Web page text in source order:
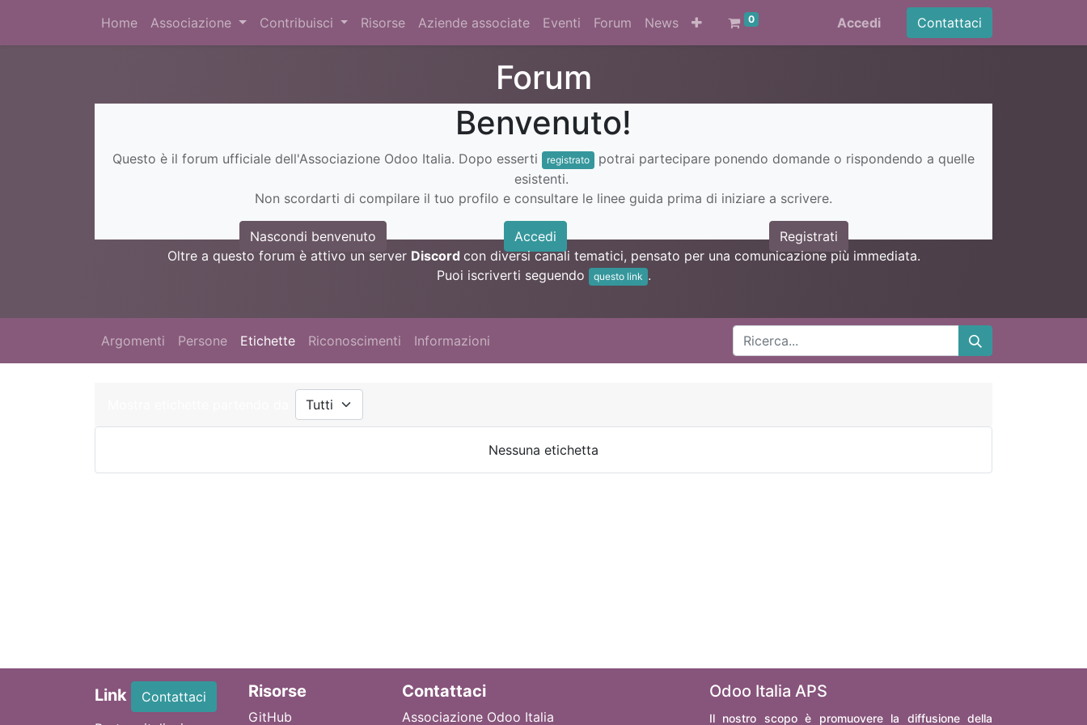
Home Associazione Contribuisci Risorse Aziende associate Eventi Forum News 0 Accedi Contattaci
Forum
Benvenuto!
Questo è il forum ufficiale dell'Associazione Odoo Italia. Dopo esserti registrato
potrai partecipare ponendo domande o rispondendo a quelle
esistenti.
Non scordarti di compilare il tuo profilo e consultare le linee guida prima di iniziare a scrivere.
Nascondi benvenuto Accedi
Registrati
Oltre a questo forum è attivo un server Discord con diversi canali tematici, pensato per una comunicazione più immediata.
Puoi iscriverti seguendo
questo link .
Argomenti Persone Etichette Riconoscimenti Informazioni
Nessuna etichetta
Link
Contattaci
Risorse
GitHub
Contattaci
Associazione Odoo Italia
Odoo Italia APS
Il nostro scopo è promuovere la diffusione della